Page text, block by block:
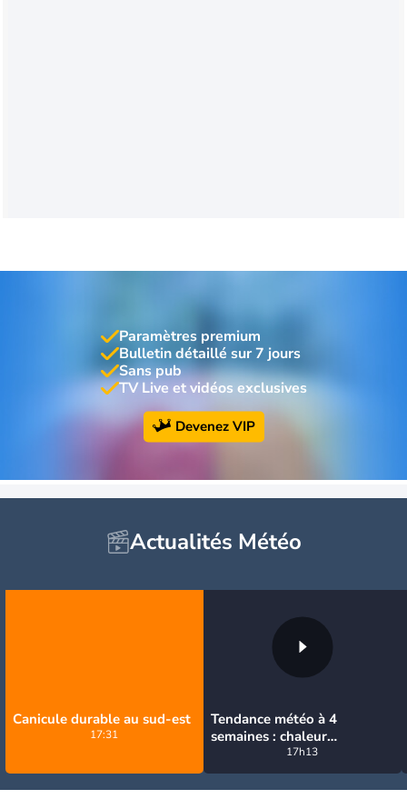
Paramètres premium
Bulletin détaillé sur 7 jours
Sans pub
TV Live et vidéos exclusives
Devenez VIP
Actualités Météo
Canicule durable au sud-est
17:31
Tendance météo à 4
semaines : chaleur
prédominante jusqu'en
septembre
17h13